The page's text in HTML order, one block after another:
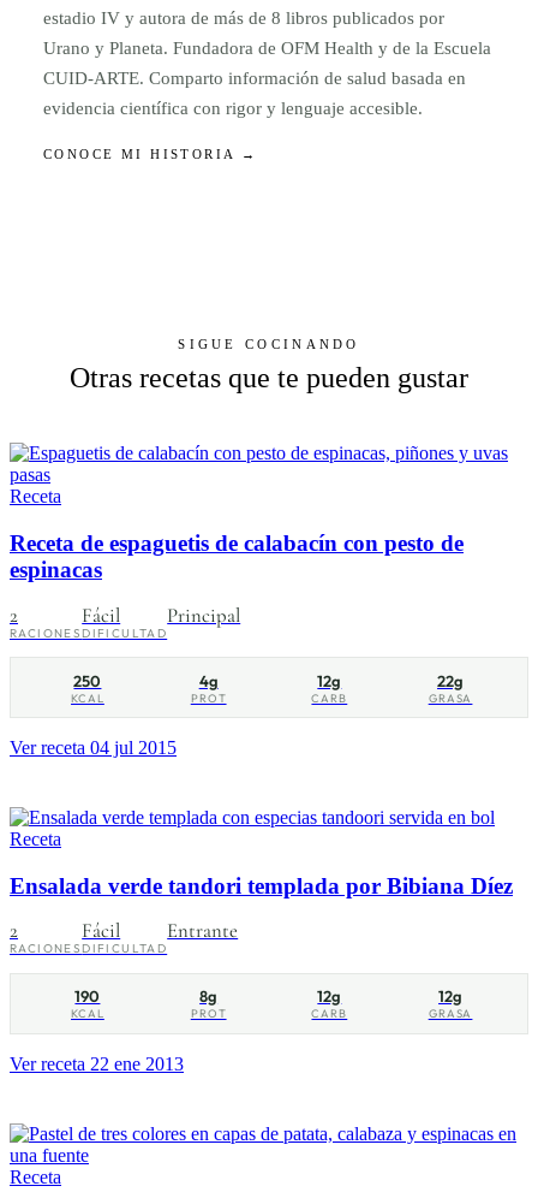
estadio IV y autora de más de 8 libros publicados por
Urano y Planeta. Fundadora de OFM Health y de la Escuela
CUID-ARTE. Comparto información de salud basada en
evidencia científica con rigor y lenguaje accesible.
CONOCE MI HISTORIA →
SIGUE COCINANDO
Otras recetas que te pueden gustar
Receta
Receta de espaguetis de calabacín con pesto de
espinacas
2
RACIONES
Fácil
DIFICULTAD
Principal
250
KCAL
4g
PROT
12g
CARB
22g
GRASA
Ver receta 04 jul 2015
Receta
Ensalada verde tandori templada por Bibiana Díez
2
RACIONES
Fácil
DIFICULTAD
Entrante
190
KCAL
8g
PROT
12g
CARB
12g
GRASA
Ver receta 22 ene 2013
Receta